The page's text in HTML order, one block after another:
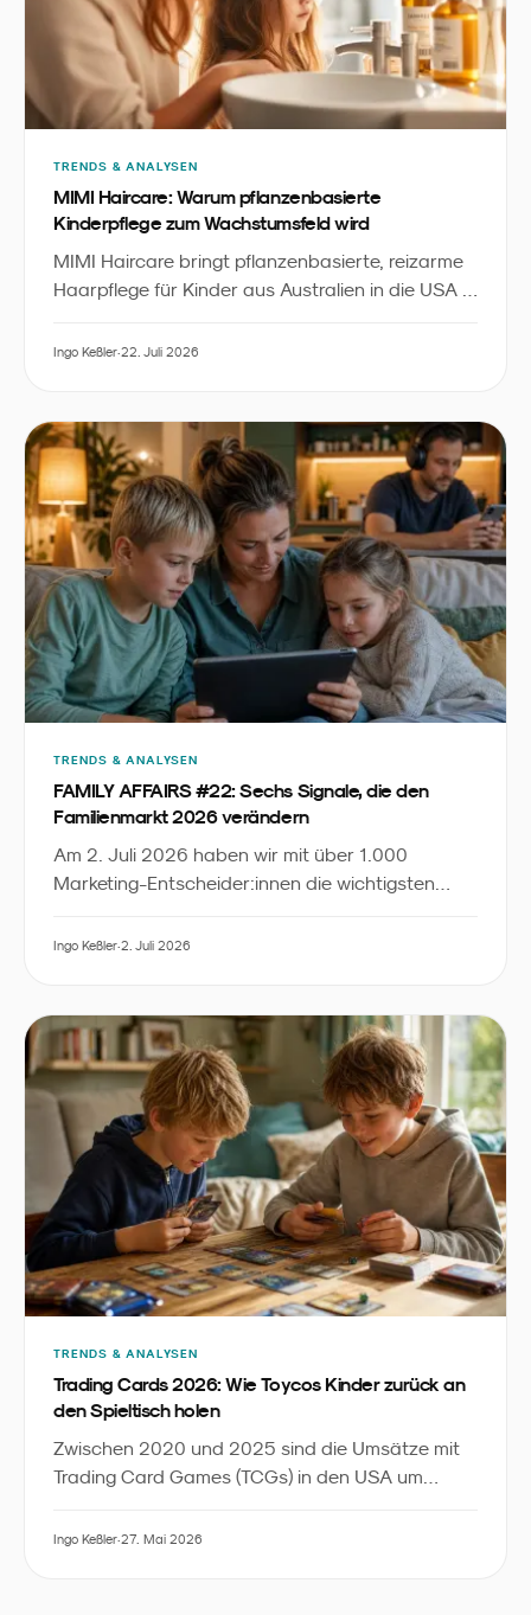
TRENDS & ANALYSEN
MIMI Haircare: Warum pflanzenbasierte
Kinderpflege zum Wachstumsfeld wird
MIMI Haircare bringt pflanzenbasierte, reizarme
Haarpflege für Kinder aus Australien in die USA -
Zubehör. Aus Sicht des Familienmarketings ist
zwischen Babypflege und Erwachsenen-Beauty
wird.
Ingo Keßler·22. Juli 2026
TRENDS & ANALYSEN
FAMILY AFFAIRS #22: Sechs Signale, die den
Familienmarkt 2026 verändern
Am 2. Juli 2026 haben wir mit über 1.000
Marketing-Entscheider:innen die wichtigsten
Familienmarketing diskutiert. Dieser Recap fasst
YouTube-Aufzeichnung.
Ingo Keßler·2. Juli 2026
TRENDS & ANALYSEN
Trading Cards 2026: Wie Toycos Kinder zurück an
den Spieltisch holen
Zwischen 2020 und 2025 sind die Umsätze mit
Trading Card Games (TCGs) in den USA um
von unter 18-Jährigen. Ein aktuelles Kidscreen-
Ingo Keßler·27. Mai 2026